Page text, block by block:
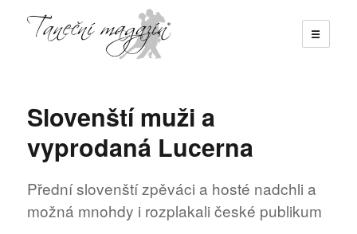
☰
Slovenští muži a
vyprodaná Lucerna
Přední slovenští zpěváci a hosté nadchli a
možná mnohdy i rozplakali české publikum